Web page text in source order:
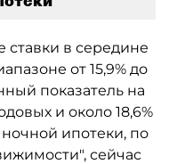
в середине
от 15,9% до
показатель на
и около 18,6%
ипотеки, по
сейчас